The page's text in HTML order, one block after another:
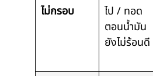
ไม่กรอบ
ไป / ทอด
ตอนน้ำมัน
ยังไม่ร้อนดี